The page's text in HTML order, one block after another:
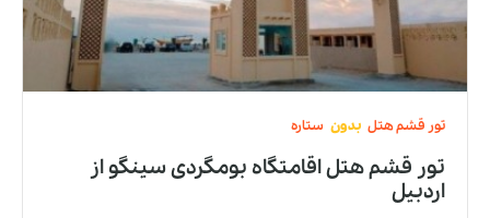
تور قشمهتل بدون ستاره
تور قشم هتل اقامتگاه بومگردی سینگواز
اردبیل